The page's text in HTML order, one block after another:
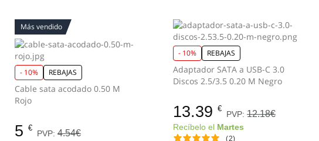
Más vendido
- 10% REBAJAS
Cable sata acodado 0.50 M
Rojo
5 €
PVP: 4.54€
- 10% REBAJAS
Adaptador SATA a USB-C 3.0
Discos 2.5/3.5 0.20 M Negro
13.39 €
PVP:12.18€
Recíbelo el Martes
(2)